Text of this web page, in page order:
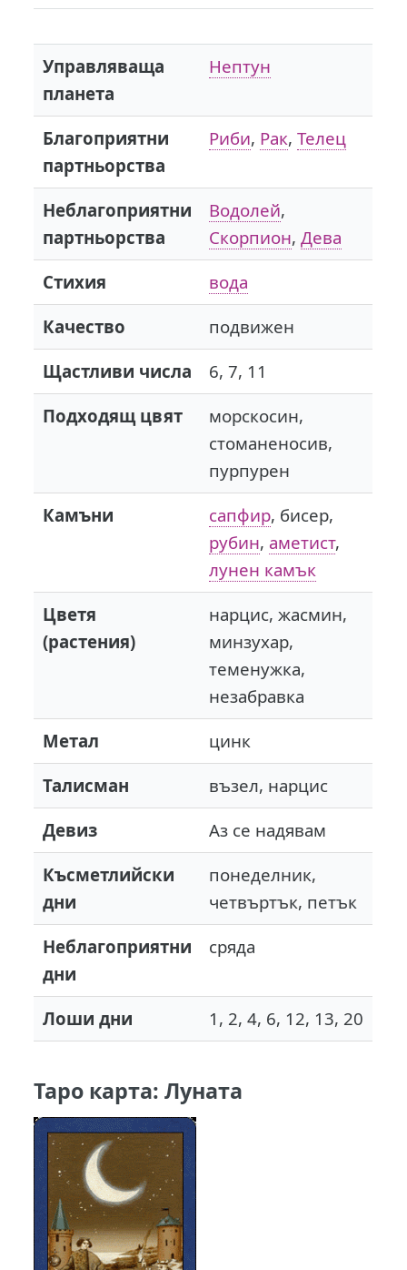
Управляваща
планета
Нептун
Благоприятни
партньорства
Риби, Рак, Телец
Неблагоприятни
партньорства
Водолей,
Скорпион, Дева
Стихия
вода
Качество
подвижен
Щастливи числа
6, 7, 11
Подходящ цвят
морскосин,
стоманеносив,
пурпурен
Камъни
сапфир, бисер,
рубин, аметист,
лунен камък
Цветя
(растения)
нарцис, жасмин,
минзухар,
теменужка,
незабравка
Метал
цинк
Талисман
възел, нарцис
Девиз
Аз се надявам
Късметлийски
дни
понеделник,
четвъртък, петък
Неблагоприятни
дни
сряда
Лоши дни 1, 2, 4, 6, 12, 13, 20
Таро карта: Луната